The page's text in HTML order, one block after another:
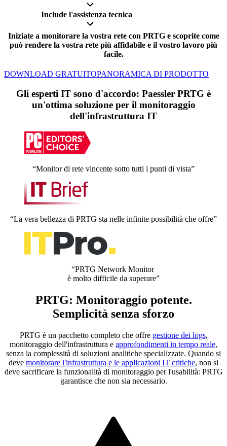
Include l'assistenza tecnica
Iniziate a monitorare la vostra rete con PRTG e scoprite come
può rendere la vostra rete più affidabile e il vostro lavoro più
facile.
DOWNLOAD GRATUITOPANORAMICA DI PRODOTTO
Gli esperti IT sono d'accordo: Paessler PRTG è
un'ottima soluzione per il monitoraggio
dell'infrastruttura IT
“Monitor di rete vincente sotto tutti i punti di vista”
“La vera bellezza di PRTG sta nelle infinite possibilità che offre”
“PRTG Network Monitor
è molto difficile da superare”
PRTG: Monitoraggio potente.
Semplicità senza sforzo
PRTG è un pacchetto completo che offre gestione dei logs,
monitoraggio dell'infrastruttura e approfondimenti in tempo reale,
senza la complessità di soluzioni analitiche specializzate. Quando si
deve monitorare l'infrastruttura e le applicazioni IT critiche, non si
deve sacrificare la funzionalità di monitoraggio per l'usabilità: PRTG
garantisce che non sia necessario.